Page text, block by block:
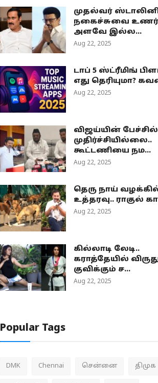
முதல்வர்
நகைச்சுவை
அளவே இல்ல...
Aug 22, 2025
டாப் 5 ஸ்ட்ரீமிங்
எது தெரியுமா?
Aug 22, 2025
விஜய்யின் பேச்சில்
முதிர்ச்சியில்லை..
கூட்டணியை நம...
Aug 22, 2025
தெரு நாய் வழக்கில்
உத்தரவு.. ராகுல்
Aug 22, 2025
கில்லாடி லேடி..
கராத்தேயில்
குவிக்கும் ச...
Aug 22, 2025
Popular Tags
DMK Chennai சென்னை திமுக